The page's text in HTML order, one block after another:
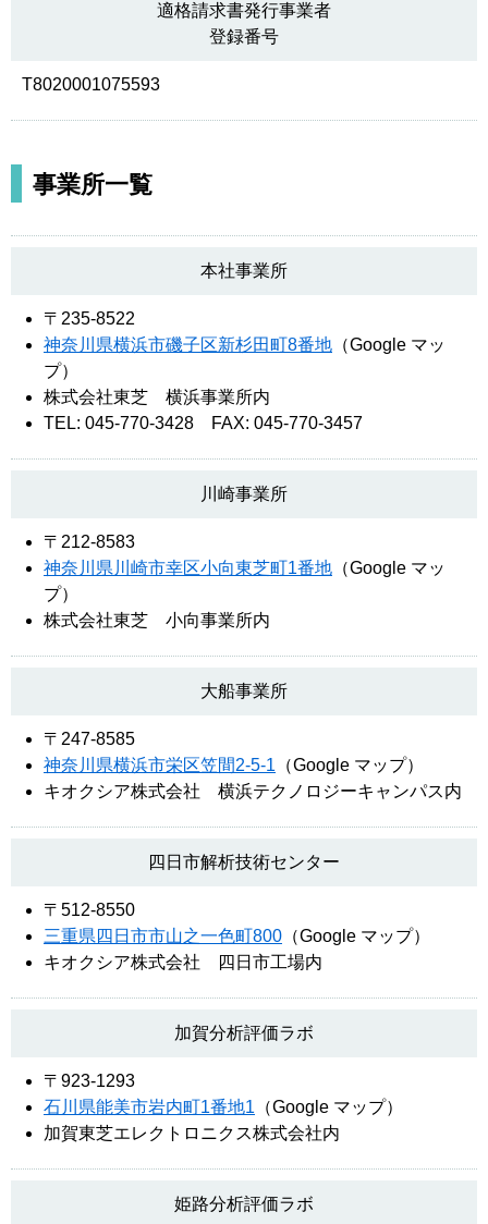
適格請求書発行事業者
登録番号
T8020001075593
事業所一覧
本社事業所
〒235-8522
神奈川県横浜市磯子区新杉田町8番地 （Google マッ
プ）
株式会社東芝 横浜事業所内
TEL: 045-770-3428 FAX: 045-770-3457
川崎事業所
〒212-8583
神奈川県川崎市幸区小向東芝町1番地 （Google マッ
プ）
株式会社東芝 小向事業所内
大船事業所
〒247-8585
神奈川県横浜市栄区笠間2-5-1 （Google マップ）
キオクシア株式会社 横浜テクノロジーキャンパス内
四日市解析技術センター
〒512-8550
三重県四日市市山之一色町800 （Google マップ）
キオクシア株式会社 四日市工場内
加賀分析評価ラボ
〒923-1293
石川県能美市岩内町1番地1 （Google マップ）
加賀東芝エレクトロニクス株式会社内
姫路分析評価ラボ